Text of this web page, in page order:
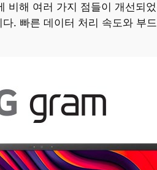
해 여러 가지 점들이 개선되
. 빠른 데이터 처리 속도와 부